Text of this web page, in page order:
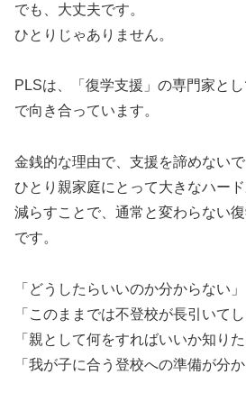
でも、大丈夫です。
ひとりじゃありません。
PLSは、「復学支援」の専門家と
で向き合っています。
金銭的な理由で、支援を諦めないで
ひとり親家庭にとって大きなハー
減らすことで、通常と変わらない
です。
「どうしたらいいのか分からない」
「このままでは不登校が長引いてし
「親として何をすればいいか知りた
「我が子に合う登校への準備が分か